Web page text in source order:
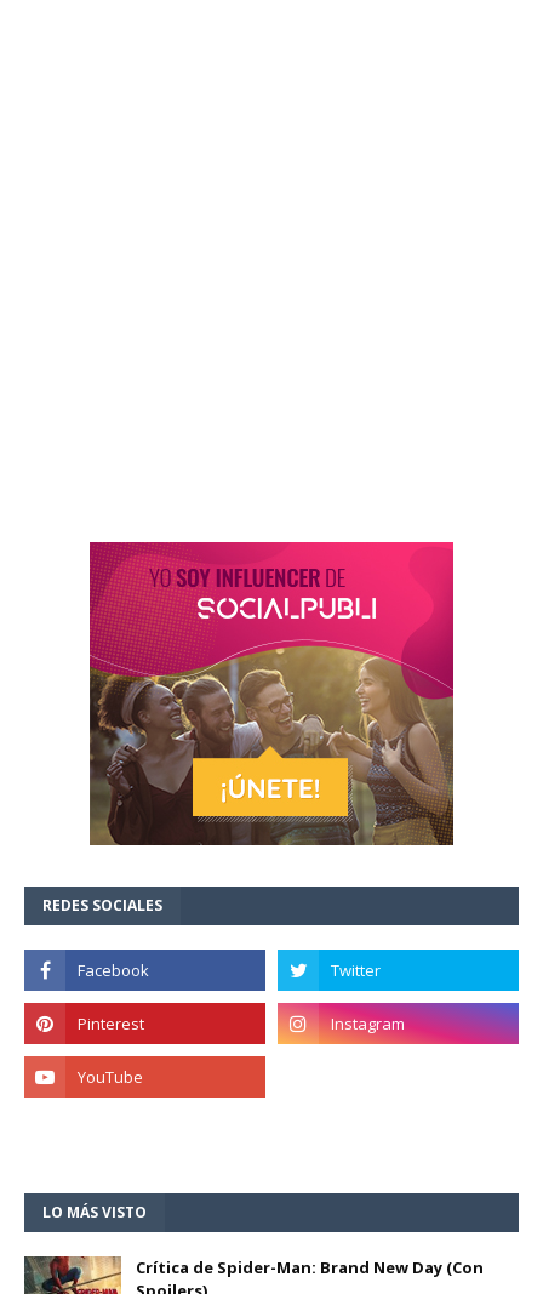
REDES SOCIALES
LO MÁS VISTO
Crítica de Spider-Man: Brand New Day (Con